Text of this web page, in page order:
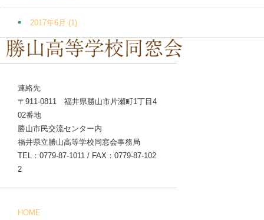
2017年6月 (1)
連絡先
〒911-0811 福井県勝山市片瀬町1丁目4
02番地
勝山市民交流センター内
福井県立勝山高等学校同窓会事務局
TEL：0779-87-1011 / FAX：0779-87-102
2
HOME